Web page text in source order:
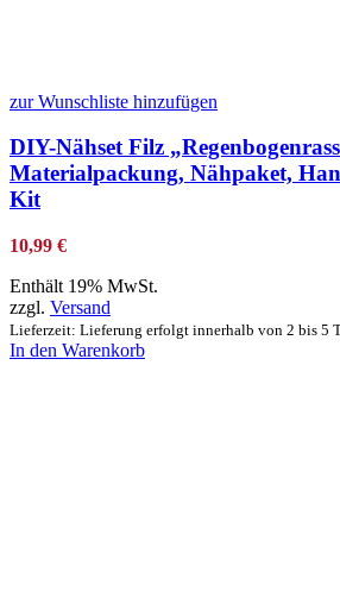
zur Wunschliste hinzufügen
DIY-Nähset Filz
Materialpackung, Nähpaket,
Kit
10,99 €
Enthält 19% MwSt.
zzgl. Versand
Lieferzeit: Lieferung erfolgt innerhalb von 2 bis 5
In den Warenkorb